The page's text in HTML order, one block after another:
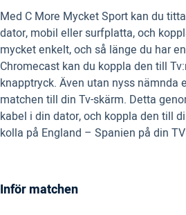
Med C More Mycket Sport kan du
dator, mobil eller surfplatta, och
mycket enkelt, och så länge du har
Chromecast kan du koppla den till
knapptryck. Även utan nyss nämnda
matchen till din Tv-skärm. Detta
kabel i din dator, och koppla den till
kolla på England – Spanien på din
Inför matchen